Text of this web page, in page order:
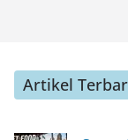
Artikel